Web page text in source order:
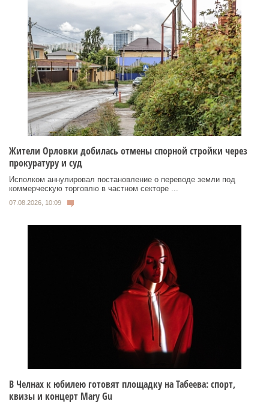
Жители Орловки добилась отмены спорной стройки через
прокуратуру и суд
Исполком аннулировал постановление о переводе земли под
коммерческую торговлю в частном секторе ...
07.08.2026, 10:09
В Челнах к юбилею готовят площадку на Табеева: спорт,
квизы и концерт Mary Gu